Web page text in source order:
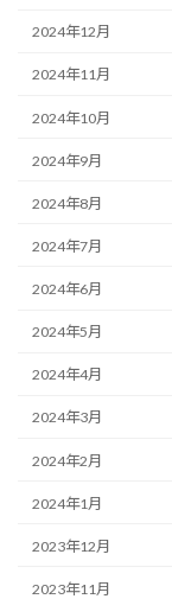
2024年12月
2024年11月
2024年10月
2024年9月
2024年8月
2024年7月
2024年6月
2024年5月
2024年4月
2024年3月
2024年2月
2024年1月
2023年12月
2023年11月